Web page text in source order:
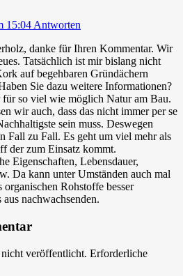
15:04 Antworten
danke für Ihren Kommentar. Wir
Tatsächlich ist mir bislang nicht
auf begehbaren Gründächern
Sie dazu weitere Informationen?
so viel wie möglich Natur am Bau.
wir auch, dass das nicht immer per se
sein muss. Deswegen
Fall zu Fall. Es geht um viel mehr als
der zum Einsatz kommt.
Eigenschaften, Lebensdauer,
Da kann unter Umständen auch mal
organischen Rohstoffe besser
aus nachwachsenden.
veröffentlicht. Erforderliche